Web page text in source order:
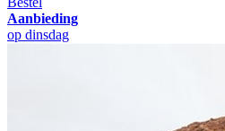
Aanbieding
op dinsdag